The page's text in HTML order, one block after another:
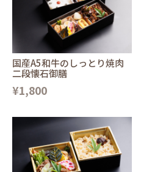
国産A5和牛のしっとり焼肉
二段懐石御膳
¥1,800